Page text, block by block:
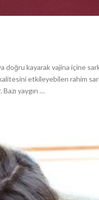
doğru kayarak vajina içine
etkileyebilen rahim
yaygın …